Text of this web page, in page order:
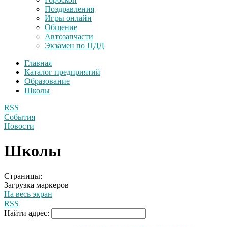
Поздравления
Игры онлайн
Общение
Автозапчасти
Экзамен по ПДД
Главная
Каталог предприятий
Образование
Школы
RSS
События
Новости
Школы
Страницы:
Загрузка маркеров
На весь экран
RSS
Найти адрес: